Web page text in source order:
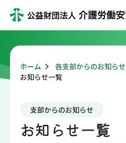
ホーム 各支部からのお知らせ
お知らせ一覧
支部からのお知らせ
お知らせ一覧